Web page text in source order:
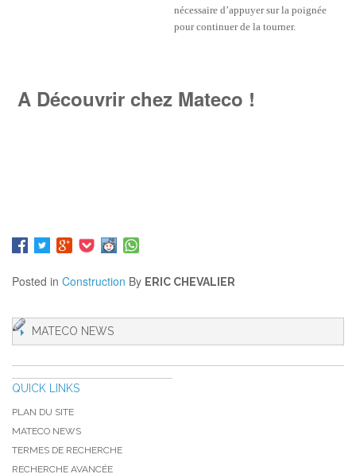
nécessaire d’appuyer sur la poignée
pour continuer de la tourner.
A Découvrir chez Mateco !
Posted in Construction By ERIC CHEVALIER
MATECO NEWS
QUICK LINKS
PLAN DU SITE
MATECO NEWS
TERMES DE RECHERCHE
RECHERCHE AVANCÉE